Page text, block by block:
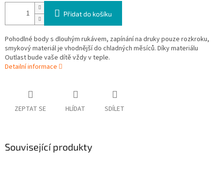
Přidat do košíku
Pohodlné body s dlouhým rukávem, zapínání na druky pouze rozkroku,
smykový materiál je vhodnější do chladných měsíců. Díky materiálu
Outlast bude vaše dítě vždy v teple.
Detailní informace
ZEPTAT SE HLÍDAT SDÍLET
Související produkty